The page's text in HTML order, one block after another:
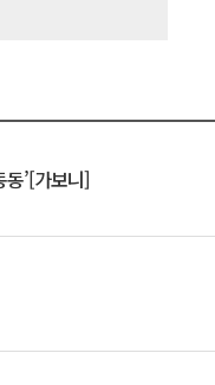
’[가보니]